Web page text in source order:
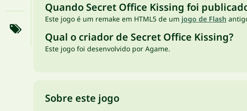
Quando Secret Office Kissing foi
Este jogo é um remake em HTML5 de um jogo de Flash
Qual o criador de Secret Office Kissing?
Este jogo foi desenvolvido por Agame.
Sobre este jogo